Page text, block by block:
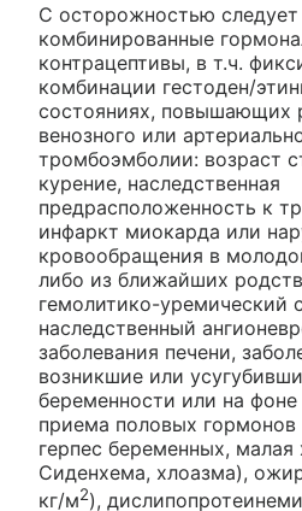
С осторожностью следует
комбинированные
контрацептивы, в т.ч.
комбинации гестоден/
состояниях, повышающих
венозного или
тромбоэмболии: возраст
курение, наследственная
предрасположенность к
инфаркт миокарда или
кровообращения в
либо из ближайших
гемолитико-уремический
наследственный
заболевания печени,
возникшие или
беременности или на
приема половых гормонов
герпес беременных, малая
Сиденхема, хлоазма),
кг/м2),